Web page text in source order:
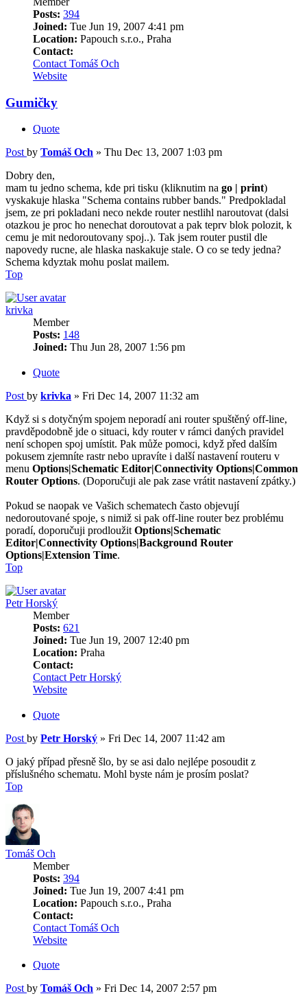
Posts: 394
Joined: Tue Jun 19, 2007 4:41 pm
Location: Papouch s.r.o., Praha
Contact:
Contact Tomáš Och
Website
Gumičky
Quote
Post by Tomáš Och » Thu Dec 13, 2007 1:03 pm
Dobry den,
mam tu jedno schema, kde pri tisku (kliknutim na go | print)
vyskakuje hlaska "Schema contains rubber bands." Predpokladal
jsem, ze pri pokladani neco nekde router nestlihl naroutovat (dalsi
otazkou je proc ho nenechat doroutovat a pak teprv blok polozit, k
cemu je mit nedoroutovany spoj..). Tak jsem router pustil dle
napovedy rucne, ale hlaska naskakuje stale. O co se tedy jedna?
Schema kdyztak mohu poslat mailem.
Top
krivka
Member
Posts: 148
Joined: Thu Jun 28, 2007 1:56 pm
Quote
Post by krivka » Fri Dec 14, 2007 11:32 am
Když si s dotyčným spojem neporadí ani router spuštěný off-line,
pravděpodobně jde o situaci, kdy router v rámci daných pravidel
není schopen spoj umístit. Pak může pomoci, když před dalším
pokusem zjemníte rastr nebo upravíte i další nastavení routeru v
menu Options|Schematic Editor|Connectivity Options|Common
Router Options. (Doporučuji ale pak zase vrátit nastavení zpátky.)
Pokud se naopak ve Vašich schematech často objevují
nedoroutované spoje, s nimiž si pak off-line router bez problému
poradí, doporučuji prodloužit Options|Schematic
Editor|Connectivity Options|Background Router
Options|Extension Time.
Top
Petr Horský
Member
Posts: 621
Joined: Tue Jun 19, 2007 12:40 pm
Location: Praha
Contact:
Contact Petr Horský
Website
Quote
Post by Petr Horský » Fri Dec 14, 2007 11:42 am
O jaký případ přesně šlo, by se asi dalo nejlépe posoudit z
příslušného schematu. Mohl byste nám je prosím poslat?
Top
Tomáš Och
Member
Posts: 394
Joined: Tue Jun 19, 2007 4:41 pm
Location: Papouch s.r.o., Praha
Contact:
Contact Tomáš Och
Website
Quote
Post by Tomáš Och » Fri Dec 14, 2007 2:57 pm